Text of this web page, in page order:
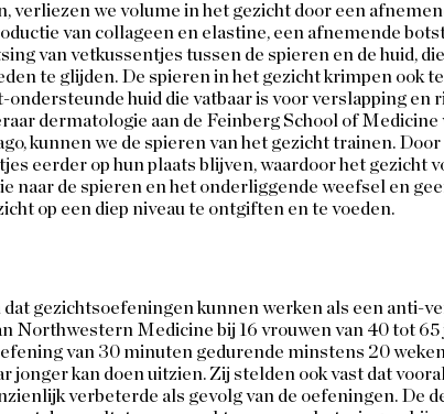
verliezen we volume in het gezicht door een
van collageen en elastine, een afnemende
van vetkussentjes tussen de spieren en de huid,
te glijden. De spieren in het gezicht krimpen ook
huid die vatbaar is voor verslapping en
dermatologie aan de Feinberg School of
kunnen we de spieren van het gezicht trainen.
eerder op hun plaats blijven, waardoor het gezicht
naar de spieren en het onderliggende weefsel en
op een diep niveau te ontgiften en te voeden.
gezichtsoefeningen kunnen werken als een anti-
Northwestern Medicine bij 16 vrouwen van 40 tot 65
van 30 minuten gedurende minstens 20
jonger kan doen uitzien. Zij stelden ook vast dat
verbeterde als gevolg van de oefeningen. De